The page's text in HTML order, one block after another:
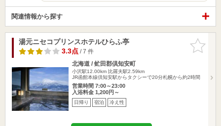
関連情報から探す
お気に入
りに追加
湯元ニセコプリンスホテルひらふ亭
3.3点/ 7 件
北海道 / 虻田郡倶知安町
小沢駅12.00km 比羅夫駅2.59km
JR函館本線倶知安駅からタクシーで20分札幌から約2時間
営業時間 7:00～23:00
入浴料金 1,200円～
日帰り 宿泊 冷え性